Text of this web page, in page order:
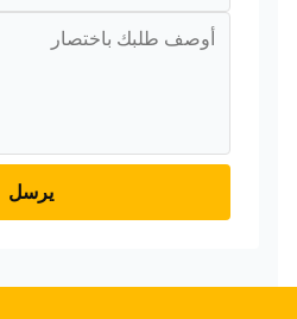
يرسل